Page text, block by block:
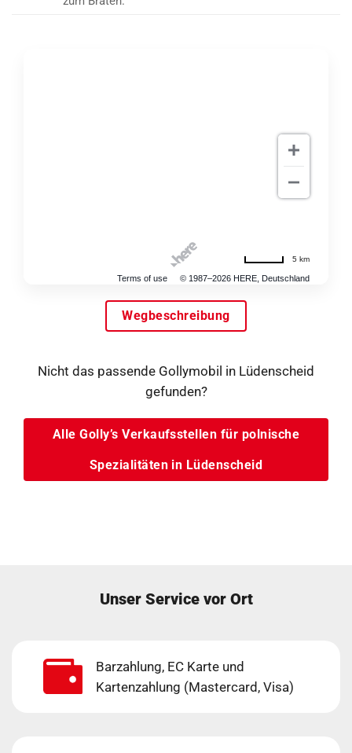
Terms of use © 1987–2026 HERE, Deutschland
5 km
Wegbeschreibung
Nicht das passende Gollymobil in Lüdenscheid
gefunden?
Alle Golly’s Verkaufsstellen für polnische
Spezialitäten in Lüdenscheid
Unser Service vor Ort
Barzahlung, EC Karte und
Kartenzahlung (Mastercard, Visa)